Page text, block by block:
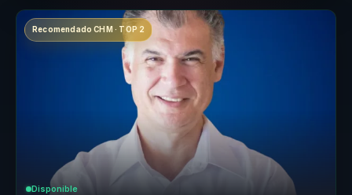
Recomendado CHM · TOP 2
Disponible